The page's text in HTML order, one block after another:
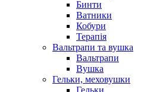
Бинти
Ватники
Кобури
Терапія
Вальтрапи та вушка
Вальтрапи
Вушка
Гельки, меховушки
Гельки